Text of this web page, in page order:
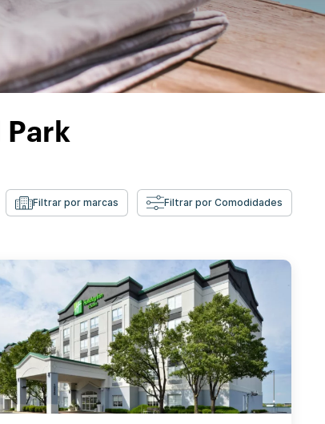
Park
Filtrar por marcas Filtrar por Comodidades